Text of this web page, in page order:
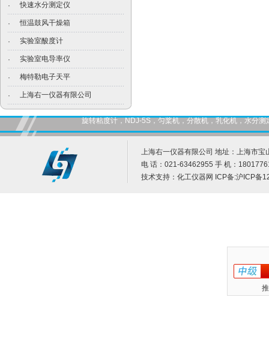
· 快速水分测定仪
· 恒温鼓风干燥箱
· 实验室酸度计
· 实验室电导率仪
· 梅特勒电子天平
· 上海右一仪器有限公司
旋转粘度计，NDJ-5S，匀桨机，分散机，乳化机，水分
上海右一仪器有限公司 地址：上海市宝
电 话：021-63462955 手 机：
技术支持： 化工仪器网 ICP备:沪ICP备